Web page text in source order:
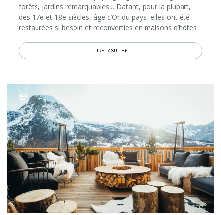
forêts, jardins remarquables… Datant, pour la plupart,
des 17e et 18e siècles, âge d’Or du pays, elles ont été
restaurées si besoin et reconverties en maisons d’hôtes
accueillent en amis...
LIRE LA SUITE